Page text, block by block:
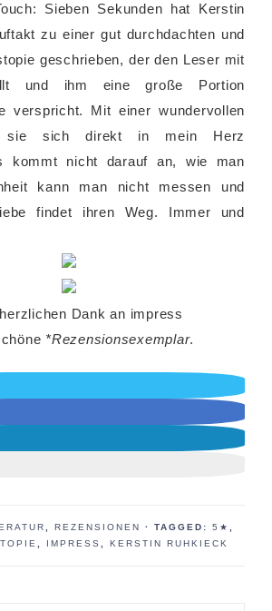
Sieben Sekunden hat Kerstin
zu einer gut durchdachten und
geschrieben, der den Leser mit
und ihm eine große Portion
verspricht. Mit einer wundervollen
sie sich direkt in mein Herz
kommt nicht darauf an, wie man
kann man nicht messen und
findet ihren Weg. Immer und
Dank an impress
*Rezensionsexemplar.
REZENSIONEN · TAGGED: 5★
IMPRESS KERSTIN RUHKIECK